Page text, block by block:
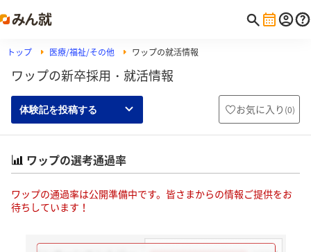
トップ 医療/福祉/その他 ワップの就活情報
ワップの新卒採用・就活情報
体験記を投稿する お気に入り (0)
ワップの選考通過率
ワップの通過率は公開準備中です。皆さまからの情報ご提供をお
待ちしています！